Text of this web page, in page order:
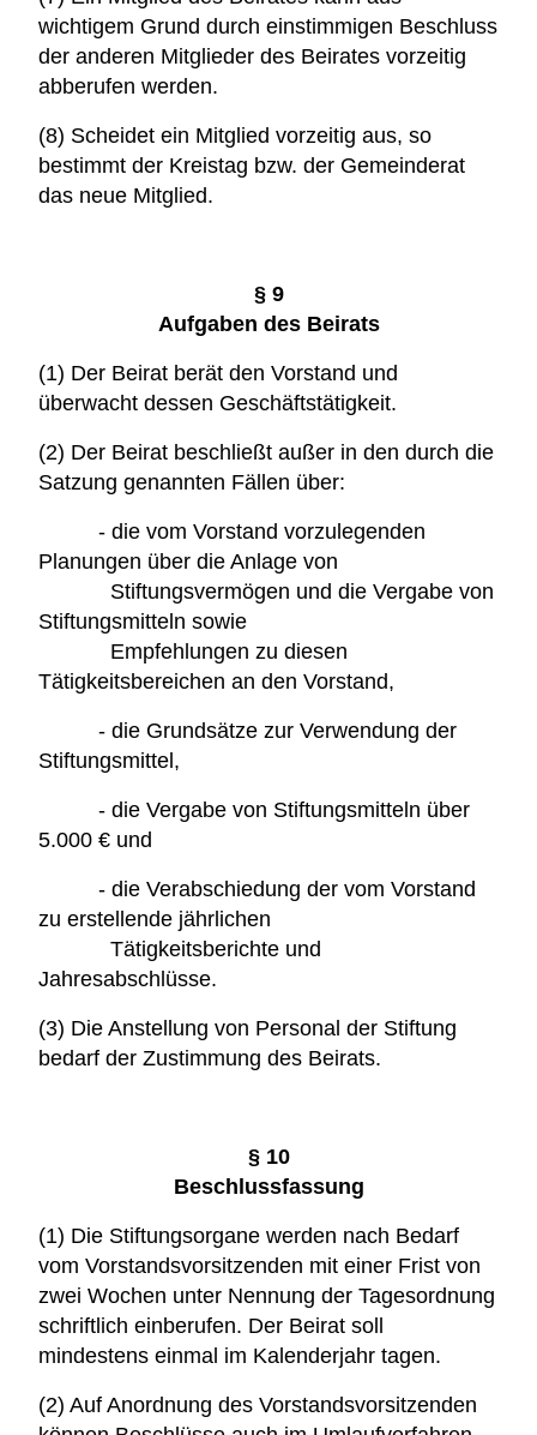
wichtigem Grund durch einstimmigen Beschluss
der anderen Mitglieder des Beirates vorzeitig
abberufen werden.
(8) Scheidet ein Mitglied vorzeitig aus, so
bestimmt der Kreistag bzw. der Gemeinderat
das neue Mitglied.
§ 9
Aufgaben des Beirats
(1) Der Beirat berät den Vorstand und
überwacht dessen Geschäftstätigkeit.
(2) Der Beirat beschließt außer in den durch die
Satzung genannten Fällen über:
- die vom Vorstand vorzulegenden
Planungen über die Anlage von
Stiftungsvermögen und die Vergabe von
Stiftungsmitteln sowie
Empfehlungen zu diesen
Tätigkeitsbereichen an den Vorstand,
- die Grundsätze zur Verwendung der
Stiftungsmittel,
- die Vergabe von Stiftungsmitteln über
5.000 € und
- die Verabschiedung der vom Vorstand
zu erstellende jährlichen
Tätigkeitsberichte und
Jahresabschlüsse.
(3) Die Anstellung von Personal der Stiftung
bedarf der Zustimmung des Beirats.
§ 10
Beschlussfassung
(1) Die Stiftungsorgane werden nach Bedarf
vom Vorstandsvorsitzenden mit einer Frist von
zwei Wochen unter Nennung der Tagesordnung
schriftlich einberufen. Der Beirat soll
mindestens einmal im Kalenderjahr tagen.
(2) Auf Anordnung des Vorstandsvorsitzenden